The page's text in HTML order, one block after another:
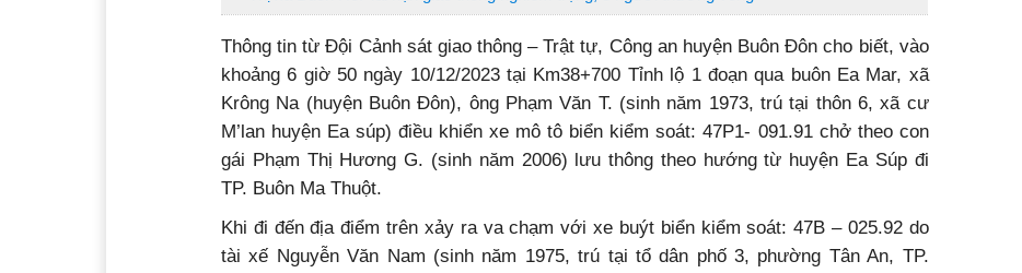
Thông tin từ Đội Cảnh sát giao thông – Trật tự, Công an huyện Buôn Đôn cho biết, vào
khoảng 6 giờ 50 ngày 10/12/2023 tại Km38+700 Tỉnh lộ 1 đoạn qua buôn Ea Mar, xã
Krông Na (huyện Buôn Đôn), ông Phạm Văn T. (sinh năm 1973, trú tại thôn 6, xã cư
M’lan huyện Ea súp) điều khiển xe mô tô biển kiểm soát: 47P1- 091.91 chở theo con
gái Phạm Thị Hương G. (sinh năm 2006) lưu thông theo hướng từ huyện Ea Súp đi
TP. Buôn Ma Thuột.
Khi đi đến địa điểm trên xảy ra va chạm với xe buýt biển kiểm soát: 47B – 025.92 do
tài xế Nguyễn Văn Nam (sinh năm 1975, trú tại tổ dân phố 3, phường Tân An, TP.